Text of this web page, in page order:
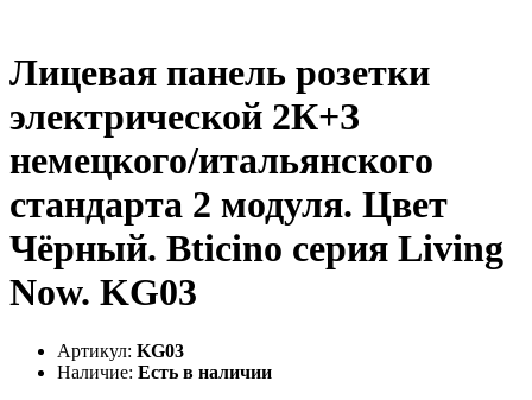
Лицевая панель розетки
электрической 2К+З
немецкого/итальянского
стандарта 2 модуля. Цвет
Чёрный. Bticino серия Living
Now. KG03
Артикул: KG03
Наличие: Есть в наличии